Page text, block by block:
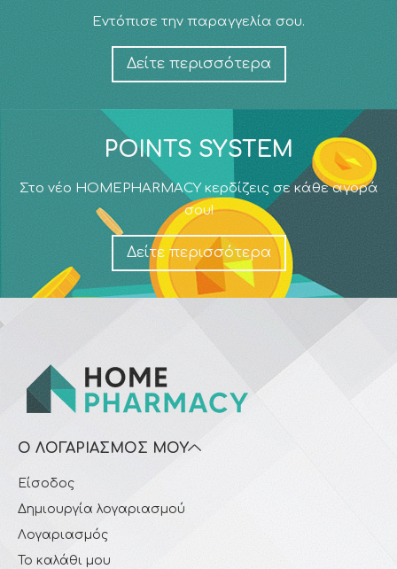
Εντόπισε την παραγγελία σου.
Δείτε περισσότερα
POINTS SYSTEM
Στο νέο HOMEPHARMACY κερδίζεις σε κάθε αγορά
σου!
Δείτε περισσότερα
Ο ΛΟΓΑΡΙΑΣΜΌΣ ΜΟΥ
Είσοδος
Δημιουργία λογαριασμού
Λογαριασμός
Το καλάθι μου